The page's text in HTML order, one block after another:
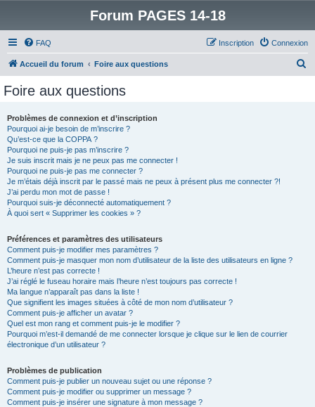
Forum PAGES 14-18
FAQ Connexion
Inscription
Accueil du forum Foire aux questions
Foire aux questions
Problèmes de connexion et d’inscription
Pourquoi ai-je besoin de m’inscrire ?
Qu’est-ce que la COPPA ?
Pourquoi ne puis-je pas m’inscrire ?
Je suis inscrit mais je ne peux pas me connecter !
Pourquoi ne puis-je pas me connecter ?
Je m’étais déjà inscrit par le passé mais ne peux à présent plus me connecter ?!
J’ai perdu mon mot de passe !
Pourquoi suis-je déconnecté automatiquement ?
À quoi sert « Supprimer les cookies » ?
Préférences et paramètres des utilisateurs
Comment puis-je modifier mes paramètres ?
Comment puis-je masquer mon nom d’utilisateur de la liste des utilisateurs en ligne ?
L’heure n’est pas correcte !
J’ai réglé le fuseau horaire mais l’heure n’est toujours pas correcte !
Ma langue n’apparaît pas dans la liste !
Que signifient les images situées à côté de mon nom d’utilisateur ?
Comment puis-je afficher un avatar ?
Quel est mon rang et comment puis-je le modifier ?
Pourquoi m’est-il demandé de me connecter lorsque je clique sur le lien de courrier
électronique d’un utilisateur ?
Problèmes de publication
Comment puis-je publier un nouveau sujet ou une réponse ?
Comment puis-je modifier ou supprimer un message ?
Comment puis-je insérer une signature à mon message ?